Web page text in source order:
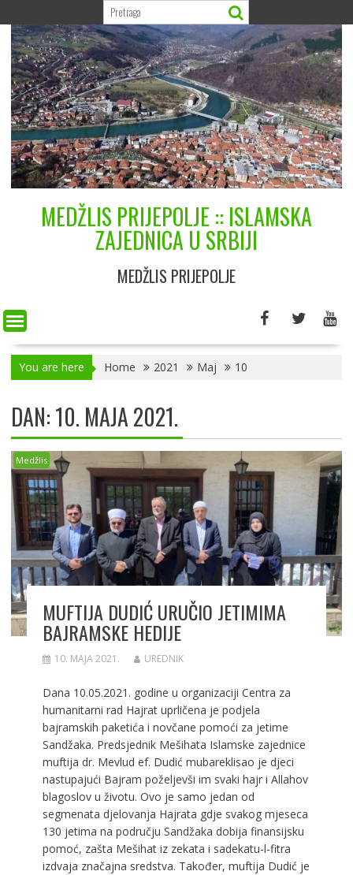
to
content
MEDŽLIS PRIJEPOLJE :: ISLAMSKA
ZAJEDNICA U SRBIJI
MEDŽLIS PRIJEPOLJE
You are here Home 2021 Maj 10
DAN:10. MAJA 2021.
Medžlis
MUFTIJA DUDIĆ URUČIO JETIMIMA
BAJRAMSKE HEDIJE
10. MAJA 2021. UREDNIK
Dana 10.05.2021. godine u organizaciji Centra za
humanitarni rad Hajrat uprličena je podjela
bajramskih paketića i novčane pomoći za jetime
Sandžaka. Predsjednik Mešihata Islamske zajednice
muftija dr. Mevlud ef. Dudić mubareklisao je djeci
nastupajući Bajram poželjevši im svaki hajr i Allahov
blagoslov u životu. Ovo je samo jedan od
segmenata djelovanja Hajrata gdje svakog mjeseca
130 jetima na području Sandžaka dobija finansijsku
pomoć, zašta Mešihat iz zekata i sadekatu-l-fitra
izdvaja značajna sredstva. Također, muftija Dudić je